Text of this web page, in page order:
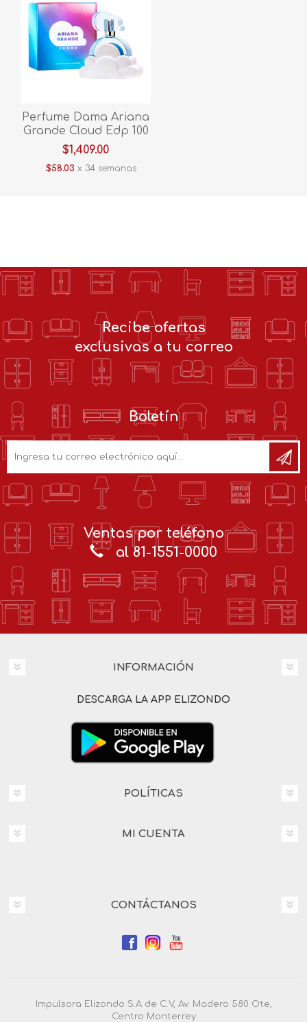
Perfume Dama Ariana
Grande Cloud Edp 100
Ml Mclo
$1,409.00
$58.03 x 34 semanas
Recibe ofertas
exclusivas a tu correo
Boletín
Ventas por teléfono
al 81-1551-0000
INFORMACIÓN
DESCARGA LA APP ELIZONDO
POLÍTICAS
MI CUENTA
CONTÁCTANOS
Impulsora Elizondo S.A de C.V, Av. Madero 580 Ote,
Centro Monterrey